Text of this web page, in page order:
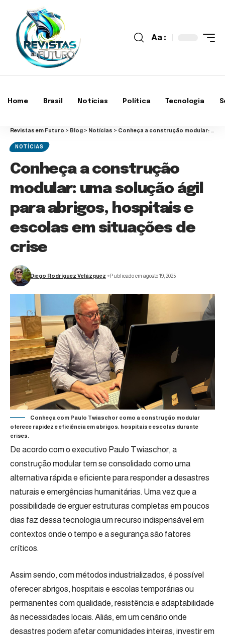
Aa
Home Brasil Notícias Política Tecnologia
Revistas em Futuro > Blog > Notícias > Conheça a construção modular: uma solução ágil para abrigos, hospitais e escolas em situações de crise
NOTÍCIAS
Conheça a construção
modular: uma solução ágil
para abrigos, hospitais e
escolas em situações de
crise
Diego Rodríguez Velázquez Publicado em agosto 19, 2025
Conheça com Paulo Twiaschor como a construção modular
oferece rapidez e eficiência em abrigos, hospitais e escolas durante
crises.
De acordo com o executivo Paulo Twiaschor, a
construção modular tem se consolidado como uma
alternativa rápida e eficiente para responder a desastres
naturais e emergências humanitárias. Uma vez que a
possibilidade de erguer estruturas completas em poucos
dias faz dessa tecnologia um recurso indispensável em
contextos onde o tempo e a segurança são fatores
críticos.
Assim sendo, com métodos industrializados, é possível
oferecer abrigos, hospitais e escolas temporárias ou
permanentes com qualidade, resistência e adaptabilidade
às necessidades locais. Aliás, em um cenário onde
desastres podem afetar comunidades inteiras, investir em